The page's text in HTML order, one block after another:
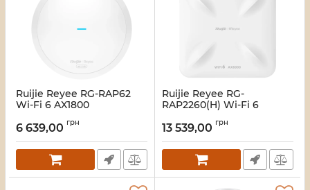
Ruijie Reyee RG-RAP62
Wi-Fi 6 AX1800
доступу
Артикул:16_116952
6 639,00 грн
Ruijie Reyee RG-
RAP2260(H) Wi-Fi 6
доступу
Артикул:16_111897
13 539,00 грн